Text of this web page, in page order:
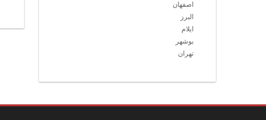
اصفهان
البرز
ایلام
بوشهر
تهران